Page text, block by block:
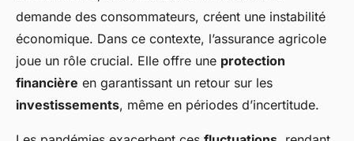
demande des consommateurs, créent une instabilité
économique. Dans ce contexte, l’assurance agricole
joue un rôle crucial. Elle offre une protection
financière en garantissant un retour sur les
investissements, même en périodes d’incertitude.